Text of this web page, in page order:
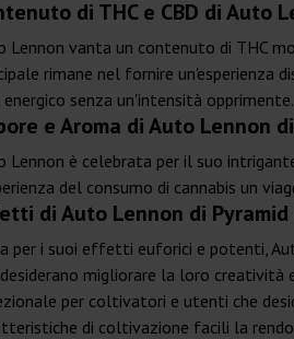
di THC e CBD di Auto
Lennon vanta un contenuto di THC
rimane nel fornire un'esperienza
energico senza un'intensità opprimente.
e Aroma di Auto Lennon
Lennon è celebrata per il suo
del consumo di cannabis un
di Auto Lennon di Pyramid
per i suoi effetti euforici e potenti,
migliorare la loro creatività
per coltivatori e utenti che
di coltivazione facili la